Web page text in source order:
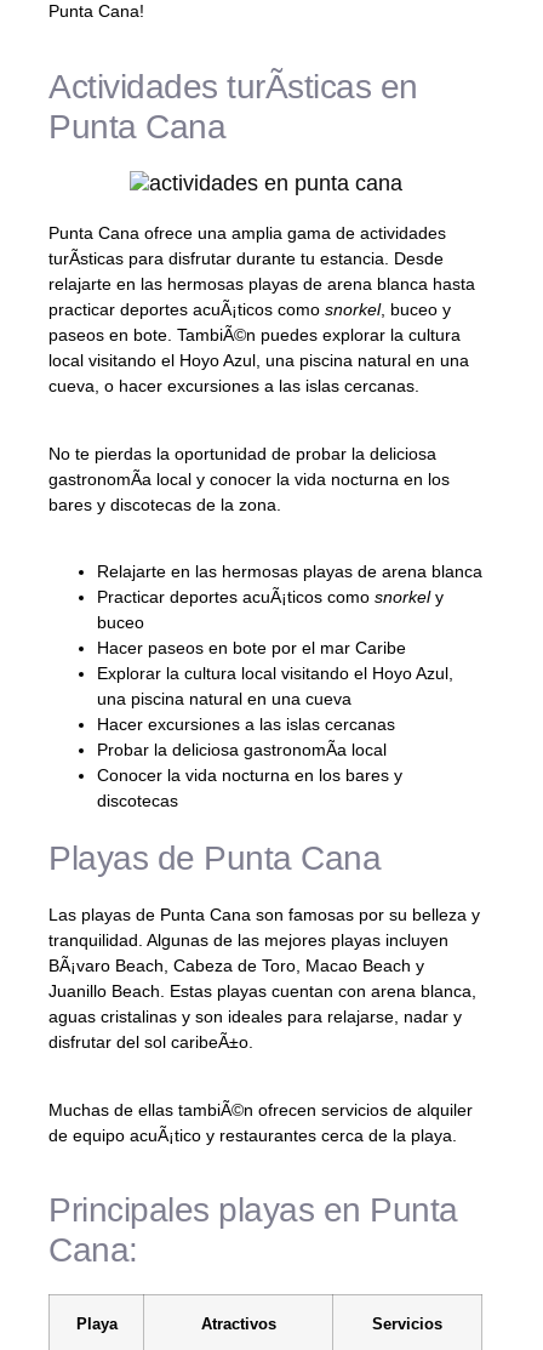
Punta Cana!
Actividades turÃ­sticas en
Punta Cana
Punta Cana ofrece una amplia gama de actividades
turÃ­sticas para disfrutar durante tu estancia. Desde
relajarte en las hermosas playas de arena blanca hasta
practicar deportes acuÃ¡ticos como snorkel, buceo y
paseos en bote. TambiÃ©n puedes explorar la cultura
local visitando el Hoyo Azul, una piscina natural en una
cueva, o hacer excursiones a las islas cercanas.
No te pierdas la oportunidad de probar la deliciosa
gastronomÃ­a local y conocer la vida nocturna en los
bares y discotecas de la zona.
Relajarte en las hermosas playas de arena blanca
Practicar deportes acuÃ¡ticos como snorkely
buceo
Hacer paseos en bote por el mar Caribe
Explorar la cultura local visitando el Hoyo Azul,
una piscina natural en una cueva
Hacer excursiones a las islas cercanas
Probar la deliciosa gastronomÃ­a local
Conocer la vida nocturna en los bares y
discotecas
Playas de Punta Cana
Las playas de Punta Cana son famosas por su belleza y
tranquilidad. Algunas de las mejores playas incluyen
BÃ¡varo Beach, Cabeza de Toro, Macao Beach y
Juanillo Beach. Estas playas cuentan con arena blanca,
aguas cristalinas y son ideales para relajarse, nadar y
disfrutar del sol caribeÃ±o.
Muchas de ellas tambiÃ©n ofrecen servicios de alquiler
de equipo acuÃ¡tico y restaurantes cerca de la playa.
Principales playas en Punta
Cana:
Playa Atractivos Servicios